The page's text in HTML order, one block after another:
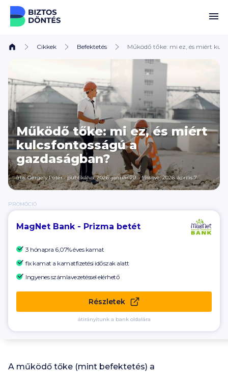
Ugrás a tartalomhoz
Cikkek Befektetés Működő tőke: mi ez, és miért
Működő tőke: mi ez, és miért
kulcsfontosságú a
gazdaságban?
Írta:Gergely Péter•publikálva: 2026. január 20. •frissítve: 2026. április 7.
PROMÓCIÓ
MagNet Bank - Prizma betét
3 hónapra 6,07% éves kamat
fix kamat a kamatfizetési időszak alatt
Ingyenes számlavezetéssel elérhető
Részletek
átirányítunk a bank oldalára
A működő tőke (mint befektetés) a